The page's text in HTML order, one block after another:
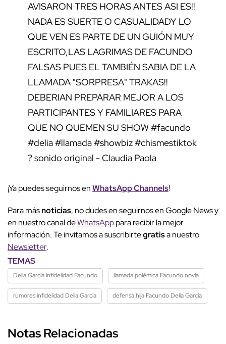
AVISARON TRES HORAS ANTES ASI ES!!
NADA ES SUERTE O CASUALIDADY LO
QUE VEN ES PARTE DE UN GUIÓN MUY
ESCRITO,LAS LAGRIMAS DE FACUNDO
FALSAS PUES EL TAMBIÉN SABIA DE LA
LLAMADA "SORPRESA" TRAKAS!!
DEBERIAN PREPARAR MEJOR A LOS
PARTICIPANTES Y FAMILIARES PARA
QUE NO QUEMEN SU SHOW#facundo
#delia#llamada#showbiz#chismestiktok
? sonido original - Claudia Paola
¡Ya puedes seguirnos enWhatsApp Channels!
Para másnoticias, no dudes en seguirnos en Google News y
en nuestro canal deWhatsApppara recibir la mejor
información. Te invitamos a suscribirtegratisa nuestro
Newsletter.
TEMAS
Delia García infidelidad Facundo llamada polémica Facundo novia
rumores infidelidad Delia García defensa hija Facundo Delia García
Notas Relacionadas